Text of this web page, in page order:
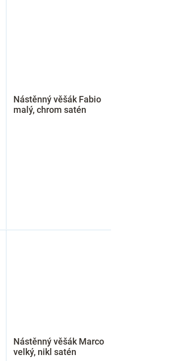
Nástěnný věšák Fabio
malý, chrom satén
Nástěnný věšák Marco
velký, nikl satén